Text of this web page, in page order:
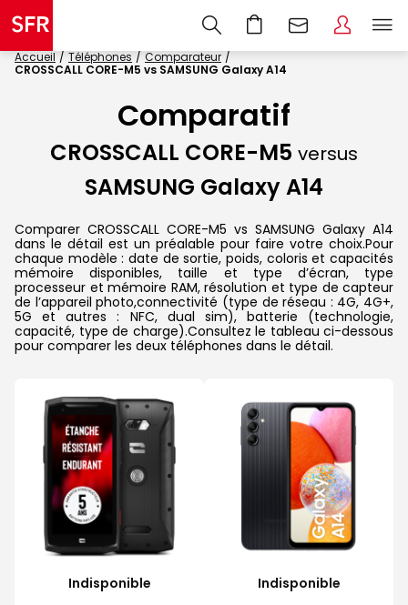
Accueil Téléphones
Comparateur
CROSSCALL CORE-M5 vs SAMSUNG Galaxy A14
Comparatif
CROSSCALL CORE-M5 versus
SAMSUNG Galaxy A14
Comparer CROSSCALL CORE-M5 vs SAMSUNG Galaxy A14
dans le détail est un préalable pour faire votre choix.Pour
chaque modèle : date de sortie, poids, coloris et capacités
mémoire disponibles, taille et type d’écran, type
processeur et mémoire RAM, résolution et type de capteur
de l’appareil photo,connectivité (type de réseau : 4G, 4G+,
5G et autres : NFC, dual sim), batterie (technologie,
capacité, type de charge).Consultez le tableau ci-dessous
pour comparer les deux téléphones dans le détail.
Indisponible
Indisponible